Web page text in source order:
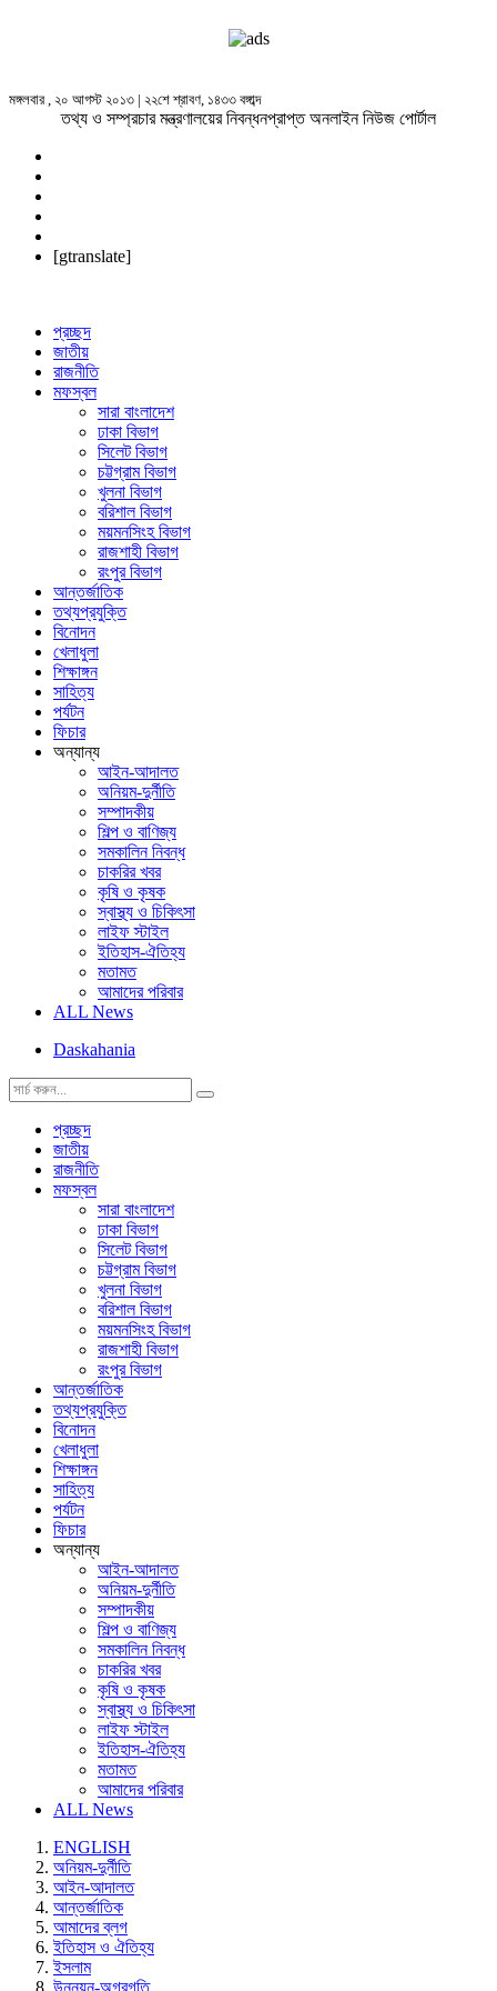
মঙ্গলবার , ২০ আগস্ট ২০১৩ | ২২শে শ্রাবণ, ১৪৩৩ বঙ্গাব্দ
তথ্য ও সম্প্রচার মন্ত্রণালয়ের নিবন্ধনপ্রাপ্ত অনলাইন নিউজ পোর্টাল
[gtranslate]
প্রচ্ছদ
জাতীয়
রাজনীতি
মফস্বল
সারা বাংলাদেশ
ঢাকা বিভাগ
সিলেট বিভাগ
চট্টগ্রাম বিভাগ
খুলনা বিভাগ
বরিশাল বিভাগ
ময়মনসিংহ বিভাগ
রাজশাহী বিভাগ
রংপুর বিভাগ
আন্তর্জাতিক
তথ্যপ্রযুক্তি
বিনোদন
খেলাধুলা
শিক্ষাঙ্গন
সাহিত্য
পর্যটন
ফিচার
অন্যান্য
আইন-আদালত
অনিয়ম-দুর্নীতি
সম্পাদকীয়
শিল্প ও বাণিজ্য
সমকালিন নিবন্ধ
চাকরির খবর
কৃষি ও কৃষক
স্বাস্থ্য ও চিকিৎসা
লাইফ স্টাইল
ইতিহাস-ঐতিহ্য
মতামত
আমাদের পরিবার
ALL News
Daskahania
প্রচ্ছদ
জাতীয়
রাজনীতি
মফস্বল
সারা বাংলাদেশ
ঢাকা বিভাগ
সিলেট বিভাগ
চট্টগ্রাম বিভাগ
খুলনা বিভাগ
বরিশাল বিভাগ
ময়মনসিংহ বিভাগ
রাজশাহী বিভাগ
রংপুর বিভাগ
আন্তর্জাতিক
তথ্যপ্রযুক্তি
বিনোদন
খেলাধুলা
শিক্ষাঙ্গন
সাহিত্য
পর্যটন
ফিচার
অন্যান্য
আইন-আদালত
অনিয়ম-দুর্নীতি
সম্পাদকীয়
শিল্প ও বাণিজ্য
সমকালিন নিবন্ধ
চাকরির খবর
কৃষি ও কৃষক
স্বাস্থ্য ও চিকিৎসা
লাইফ স্টাইল
ইতিহাস-ঐতিহ্য
মতামত
আমাদের পরিবার
ALL News
ENGLISH
অনিয়ম-দুর্নীতি
আইন-আদালত
আন্তর্জাতিক
আমাদের ব্লগ
ইতিহাস ও ঐতিহ্য
ইসলাম
উন্নয়ন-অগ্রগতি